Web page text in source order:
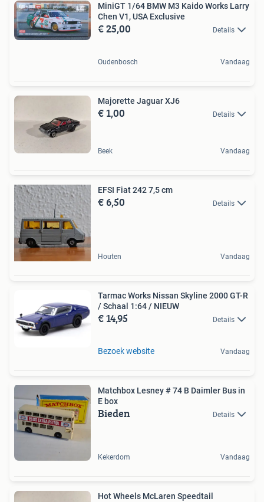
MiniGT 1/64 BMW M3 Kaido Works Larry
Chen V1, USA Exclusive
€ 25,00 Details
Oudenbosch Vandaag
Majorette Jaguar XJ6
€ 1,00 Details
Beek Vandaag
EFSI Fiat 242 7,5 cm
€ 6,50 Details
Houten Vandaag
Tarmac Works Nissan Skyline 2000 GT-R
/ Schaal 1:64 / NIEUW
€ 14,95 Details
Bezoek website Vandaag
Matchbox Lesney # 74 B Daimler Bus in
E box
Bieden Details
Kekerdom Vandaag
Hot Wheels McLaren Speedtail